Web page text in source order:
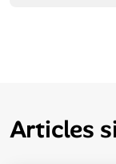
Articles